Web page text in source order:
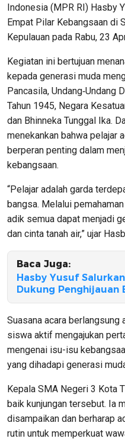
Indonesia (MPR RI) Hasby
Empat Pilar Kebangsaan di
Kepulauan pada Rabu, 23
Kegiatan ini bertujuan
kepada generasi muda
Pancasila, Undang‑Undang
Tahun 1945, Negara
dan Bhinneka Tunggal Ika.
menekankan bahwa pelajar
berperan penting dalam
kebangsaan.
“Pelajar adalah garda
bangsa. Melalui
adik semua dapat menjadi
dan cinta tanah air,” ujar
Baca Juga:
Hasby Yusuf
Dukung Penghijauan
Suasana acara
siswa aktif mengajukan
mengenai isu-isu
yang dihadapi generasi
Kepala SMA Negeri 3 Kota
baik kunjungan tersebut. Ia
disampaikan dan berharap
rutin untuk memperkuat